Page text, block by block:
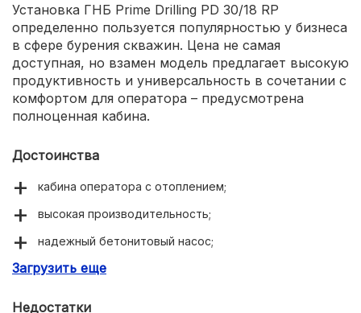
Установка ГНБ Prime Drilling PD 30/18 RP
определенно пользуется популярностью у бизнеса
в сфере бурения скважин. Цена не самая
доступная, но взамен модель предлагает высокую
продуктивность и универсальность в сочетании с
комфортом для оператора – предусмотрена
полноценная кабина.
Достоинства
кабина оператора с отоплением;
высокая производительность;
надежный бетонитовый насос;
полуавтоматический накопитель штанг.
Загрузить еще
Недостатки